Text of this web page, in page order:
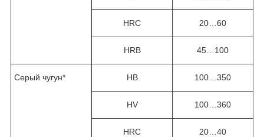
HRC 20…60
HRB 45…100
Серый чугун* HB 100…350
HV 100…360
HRC 20…40